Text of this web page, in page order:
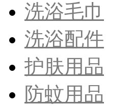
洗浴毛巾
洗浴配件
护肤用品
防蚊用品